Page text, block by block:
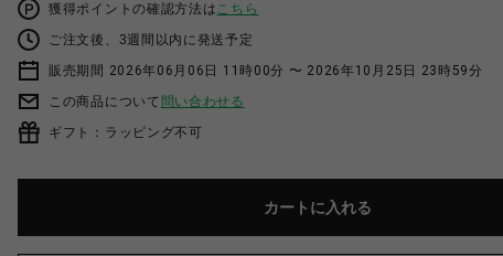
獲得ポイントの確認方法はこちら
ご注文後、3週間以内に発送予定
販売期間 2026年06月06日 11時00分 〜 2026年10月25日 23時59分
この商品について 問い合わせる
ギフト：ラッピング不可
カートに入れる